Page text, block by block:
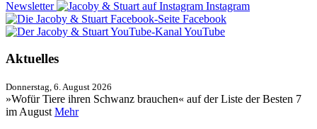
Newsletter
Instagram
Facebook
YouTube
Aktuelles
Donnerstag, 6. August 2026
»Wofür Tiere ihren Schwanz brauchen« auf der Liste der Besten 7
im August Mehr